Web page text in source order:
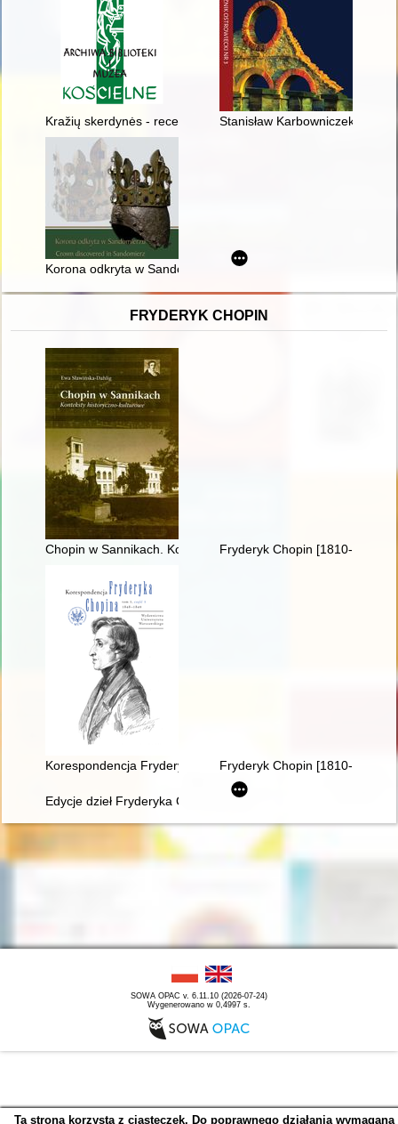
Kražių skerdynės - recenzja] Stanisław Karbowniczek :
Korona odkryta w Sandomierzu = Crown discovered in
FRYDERYK CHOPIN
Chopin w Sannikach. Konteksty historyczno-kulturowe
Fryderyk Chopin [1810-1949]
Korespondencja Fryderyka Chopina. T. 3 cz. 3,
Fryderyk Chopin [1810-1849]
Edycje dzieł Fryderyka Chopina w warszawskiej oficynie
SOWA OPAC v. 6.11.10 (2026-07-24)
Wygenerowano w 0,4997 s.
Ta strona korzysta z ciasteczek. Do poprawnego działania wymagana